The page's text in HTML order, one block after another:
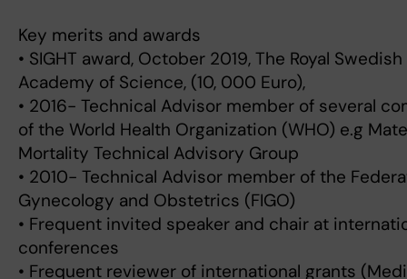
Key merits and awards
• SIGHT award, October 2019, The Royal Swedish
Academy of Science, (10, 000 Euro),
• 2016- Technical Advisor member of several
of the World Health Organization (WHO) e.g
Mortality Technical Advisory Group
• 2010- Technical Advisor member of the
Gynecology and Obstetrics (FIGO)
• Frequent invited speaker and chair at
conferences
• Frequent reviewer of international grants